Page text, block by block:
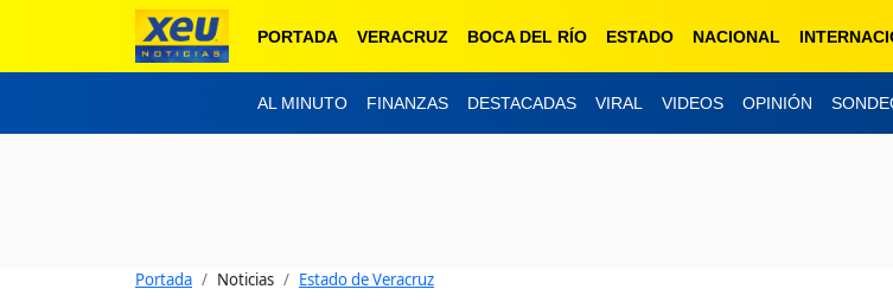
PORTADA VERACRUZ BOCA DEL RÍO ESTADO NACIONAL
AL MINUTO FINANZAS DESTACADAS VIRAL VIDEOS OPINIÓN
Portada Noticias Estado de Veracruz